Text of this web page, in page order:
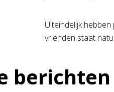
Uiteindelijk
vrienden staat
berichten